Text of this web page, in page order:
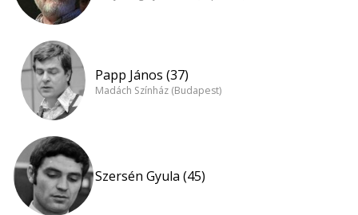
Papp János (37)
Madách Színház (Budapest)
Szersén Gyula (45)